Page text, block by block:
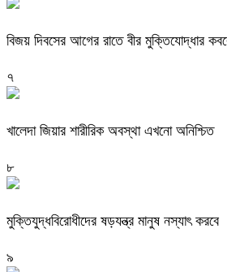
বিজয় দিবসের আগের রাতে বীর মুক্তিযোদ্ধার
৭
খালেদা জিয়ার শারীরিক অবস্থা এখনো অনিশ্চিত
৮
মুক্তিযুদ্ধবিরোধীদের ষড়যন্ত্র মানুষ নস্যাৎ করবে
৯